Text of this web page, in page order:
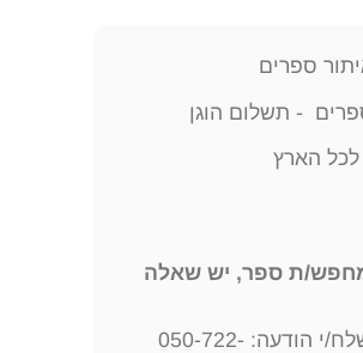
ספרים
- תשלום הוגן
לכל הארץ
ת ספר, יש שאלה
שלח/י הודעה: 050-722-